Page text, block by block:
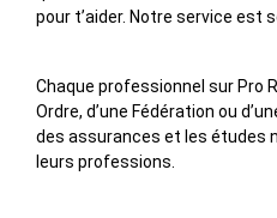
pour t’aider. Notre service est
Chaque professionnel sur Pro
Ordre, d’une Fédération ou
des assurances et les études
leurs professions.